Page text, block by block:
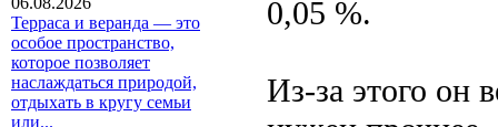
Терраса и веранда — это
особое пространство,
которое позволяет
наслаждаться природой,
отдыхать в кругу семьи
или...
0,05 %.
Из-за этого он